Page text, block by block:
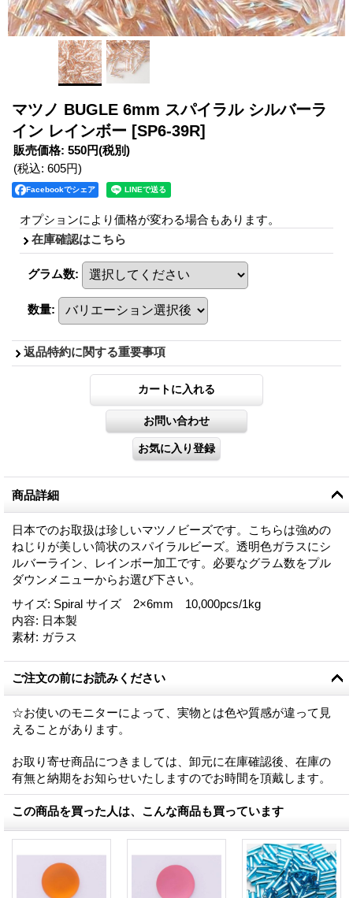
マツノ BUGLE 6mm スパイラル シルバーラ
イン レインボー [SP6-39R]
販売価格: 550円(税別)
(税込: 605円)
Facebookでシェア
オプションにより価格が変わる場合もあります。
在庫確認はこちら
グラム数:
数量:
返品特約に関する重要事項
商品詳細
日本でのお取扱は珍しいマツノビーズです。こちらは強めの
ねじりが美しい筒状のスパイラルビーズ。透明色ガラスにシ
ルバーライン、レインボー加工です。必要なグラム数をプル
ダウンメニューからお選び下さい。
サイズ: Spiral サイズ 2×6mm 10,000pcs/1kg
内容: 日本製
素材: ガラス
ご注文の前にお読みください
☆お使いのモニターによって、実物とは色や質感が違って見
えることがあります。
お取り寄せ商品につきましては、卸元に在庫確認後、在庫の
有無と納期をお知らせいたしますのでお時間を頂戴します。
この商品を買った人は、こんな商品も買っています